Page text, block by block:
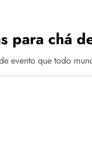
para chá
evento que todo